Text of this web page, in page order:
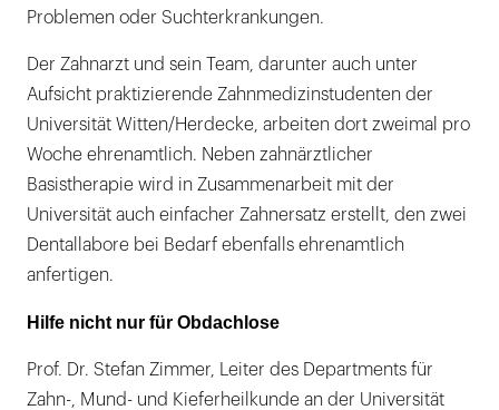
Problemen oder Suchterkrankungen.
Der Zahnarzt und sein Team, darunter auch unter
Aufsicht praktizierende Zahnmedizinstudenten der
Universität Witten/Herdecke, arbeiten dort zweimal pro
Woche ehrenamtlich. Neben zahnärztlicher
Basistherapie wird in Zusammenarbeit mit der
Universität auch einfacher Zahnersatz erstellt, den zwei
Dentallabore bei Bedarf ebenfalls ehrenamtlich
anfertigen.
Hilfe nicht nur für Obdachlose
Prof. Dr. Stefan Zimmer, Leiter des Departments für
Zahn-, Mund- und Kieferheilkunde an der Universität